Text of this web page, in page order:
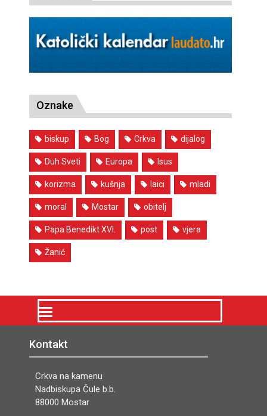
Oznake
biskup Bog Crkva dijalog
Duh Sveti Europa Isus
korizma kušnja laici mladi
moral Mostar obitelj
Papa Benedikt XVI. post vjera
Žanić
Kontakt
Crkva na kamenu
Nadbiskupa Čule b.b.
88000 Mostar